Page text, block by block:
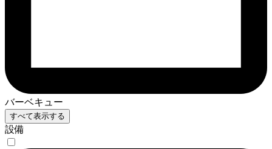
バーベキュー
すべて表示する
設備